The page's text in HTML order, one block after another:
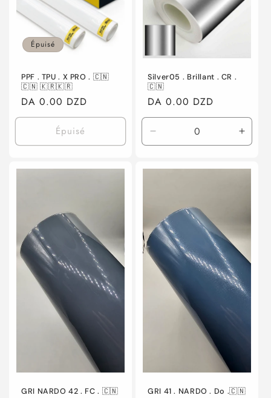
Épuisé
PPF . TPU . X PRO . 🇨🇳
🇨🇳 🇰🇷🇰🇷
Prix
habituel
DA 0.00 DZD
Épuisé
Silver05 . Brillant . CR .
🇨🇳
Prix
habituel
DA 0.00 DZD
la
la
GRI NARDO 42 . FC . 🇨🇳
GRI 41 . NARDO . Do .🇨🇳